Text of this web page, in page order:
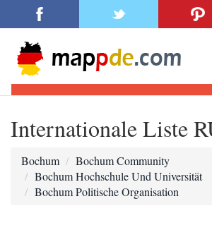
Internationale Liste
Bochum
Bochum Community
Bochum Hochschule Und Universität
Bochum Politische Organisation